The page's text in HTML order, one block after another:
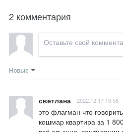
2 комментария
Новые
светлана 2022.12.17 10:58
это флагман что
кошмар квартира за 1